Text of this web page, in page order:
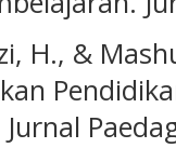
H., &